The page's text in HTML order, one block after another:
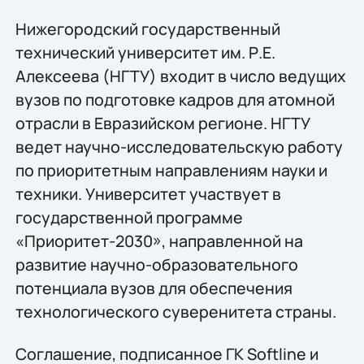
Нижегородский государственный
технический университет им. Р.Е.
Алексеева (НГТУ) входит в число ведущих
вузов по подготовке кадров для атомной
отрасли в Евразийском регионе. НГТУ
ведет научно-исследовательскую работу
по приоритетным направлениям науки и
техники. Университет участвует в
государственной программе
«Приоритет-2030», направленной на
развитие научно-образовательного
потенциала вузов для обеспечения
технологического суверенитета страны.
Соглашение, подписанное ГК Softline и